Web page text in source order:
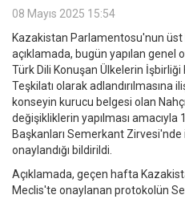
08 Mayıs 2025 15:54
Kazakistan Parlamentosu'nun üst
açıklamada, bugün yapılan genel
Türk Dili Konuşan Ülkelerin
Teşkilatı olarak adlandırılmasına
konseyin kurucu belgesi olan
değişikliklerin yapılması amacıyla
Başkanları Semerkant
onaylandığı bildirildi.
Açıklamada, geçen hafta
Meclis'te onaylanan protokolün